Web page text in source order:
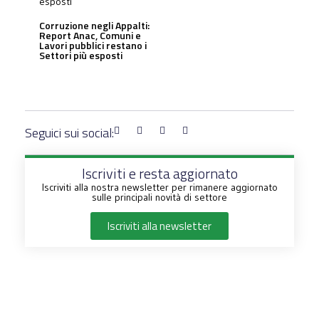
Corruzione negli Appalti:
Report Anac, Comuni e
Lavori pubblici restano i
Settori più esposti
Seguici sui social:
Iscriviti e resta aggiornato
Iscriviti alla nostra newsletter per rimanere aggiornato
sulle principali novità di settore
Iscriviti alla newsletter